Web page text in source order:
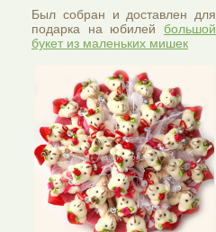
Был собран и доставлен для
подарка на юбилей большой
букет из маленьких мишек